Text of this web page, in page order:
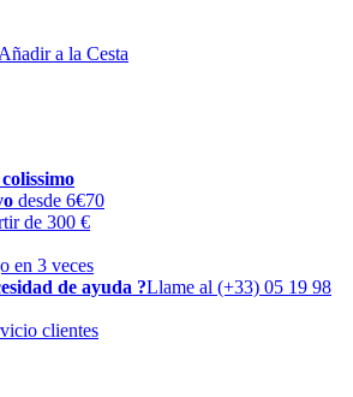
Añadir a la Cesta
desde 6€70
de 300 €
en 3 veces
de ayuda ?Llame al (+33) 05 19 98
clientes